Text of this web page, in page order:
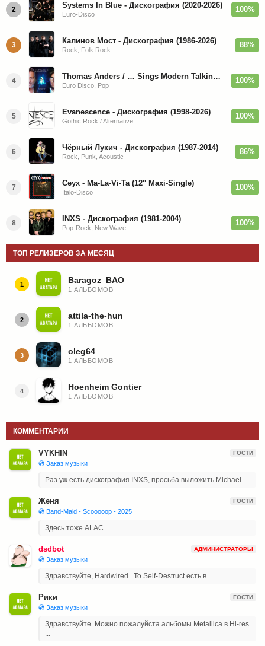
2 Systems In Blue - Дискография (2020-2026)
Euro-Disco
100%
3 Калинов Мост - Дискография (1986-2026)
Rock, Folk Rock
88%
4 Thomas Anders / … Sings Modern Talking: The Best hi-res
Euro Disco, Pop
100%
5 Evanescence - Дискография (1998-2026)
Gothic Rock / Alternative
100%
6 Чёрный Лукич - Дискография (1987-2014)
Rock, Punk, Acoustic
86%
7 Ceyx - Ma-La-Vi-Ta (12'' Maxi-Single)
Italo-Disco
100%
8 INXS - Дискография (1981-2004)
Pop-Rock, New Wave
100%
ТОП РЕЛИЗЕРОВ ЗА МЕСЯЦ
1 Baragoz_BAO
1 АЛЬБОМОВ
2 attila-the-hun
1 АЛЬБОМОВ
3 oleg64
1 АЛЬБОМОВ
4 Hoenheim Gontier
1 АЛЬБОМОВ
КОММЕНТАРИИ
VYKHIN ГОСТИ
💿 Заказ музыки
Раз уж есть дискография INXS, просьба выложить Michael...
Женя ГОСТИ
💿 Band-Maid - Scooooop - 2025
Здесь тоже ALAC...
dsdbot АДМИНИСТРАТОРЫ
💿 Заказ музыки
Здравствуйте, Hardwired...To Self-Destruct есть в...
Рики ГОСТИ
💿 Заказ музыки
Здравствуйте. Можно пожалуйста альбомы Metallica в Hi-res
...